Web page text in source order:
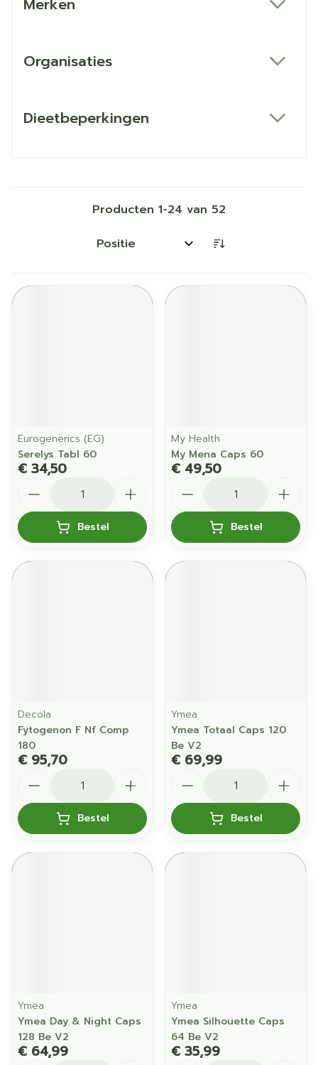
Merken
Organisaties
Dieetbeperkingen
Producten 1-24 van 52
Sorteer op:
Eurogenerics (EG)
Serelys Tabl 60
€ 34,50
Bestel
My Health
My Mena Caps 60
€ 49,50
Bestel
Decola
Fytogenon F Nf Comp
180
€ 95,70
Bestel
Ymea
Ymea Totaal Caps 120
Be V2
€ 69,99
Bestel
Ymea
Ymea Day & Night Caps
128 Be V2
€ 64,99
Ymea
Ymea Silhouette Caps
64 Be V2
€ 35,99